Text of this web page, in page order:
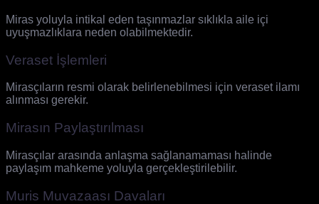
Miras yoluyla intikal eden taşınmazlar sıklıkla aile içi
uyuşmazlıklara neden olabilmektedir.
Veraset İşlemleri
Mirasçıların resmi olarak belirlenebilmesi için veraset ilamı
alınması gerekir.
Mirasın Paylaştırılması
Mirasçılar arasında anlaşma sağlanamaması halinde
paylaşım mahkeme yoluyla gerçekleştirilebilir.
Muris Muvazaası Davaları